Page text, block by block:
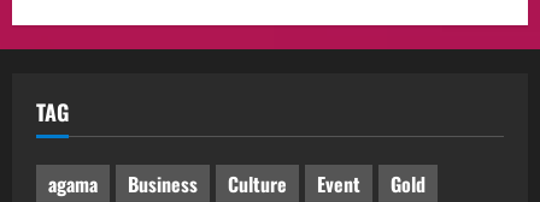
TAG
agama Business Culture Event
Gold